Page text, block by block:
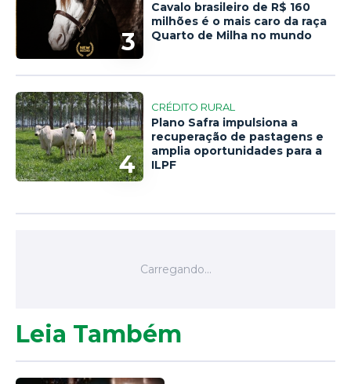
3
Cavalo brasileiro de R$ 160
milhões é o mais caro da raça
Quarto de Milha no mundo
4
CRÉDITO RURAL
Plano Safra impulsiona a
recuperação de pastagens e
amplia oportunidades para a
ILPF
Leia Também